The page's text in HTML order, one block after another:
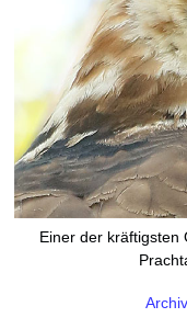
Einer der kräftigsten